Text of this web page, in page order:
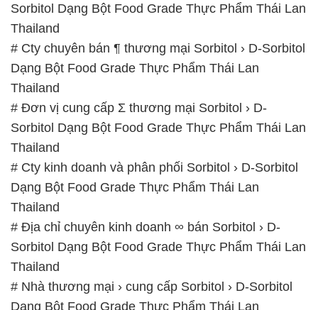
Sorbitol Dạng Bột Food Grade Thực Phẩm Thái Lan
Thailand
# Cty chuyên bán ¶ thương mại Sorbitol › D-Sorbitol
Dạng Bột Food Grade Thực Phẩm Thái Lan
Thailand
# Đơn vị cung cấp Σ thương mại Sorbitol › D-
Sorbitol Dạng Bột Food Grade Thực Phẩm Thái Lan
Thailand
# Cty kinh doanh và phân phối Sorbitol › D-Sorbitol
Dạng Bột Food Grade Thực Phẩm Thái Lan
Thailand
# Địa chỉ chuyên kinh doanh ∞ bán Sorbitol › D-
Sorbitol Dạng Bột Food Grade Thực Phẩm Thái Lan
Thailand
# Nhà thương mại › cung cấp Sorbitol › D-Sorbitol
Dạng Bột Food Grade Thực Phẩm Thái Lan